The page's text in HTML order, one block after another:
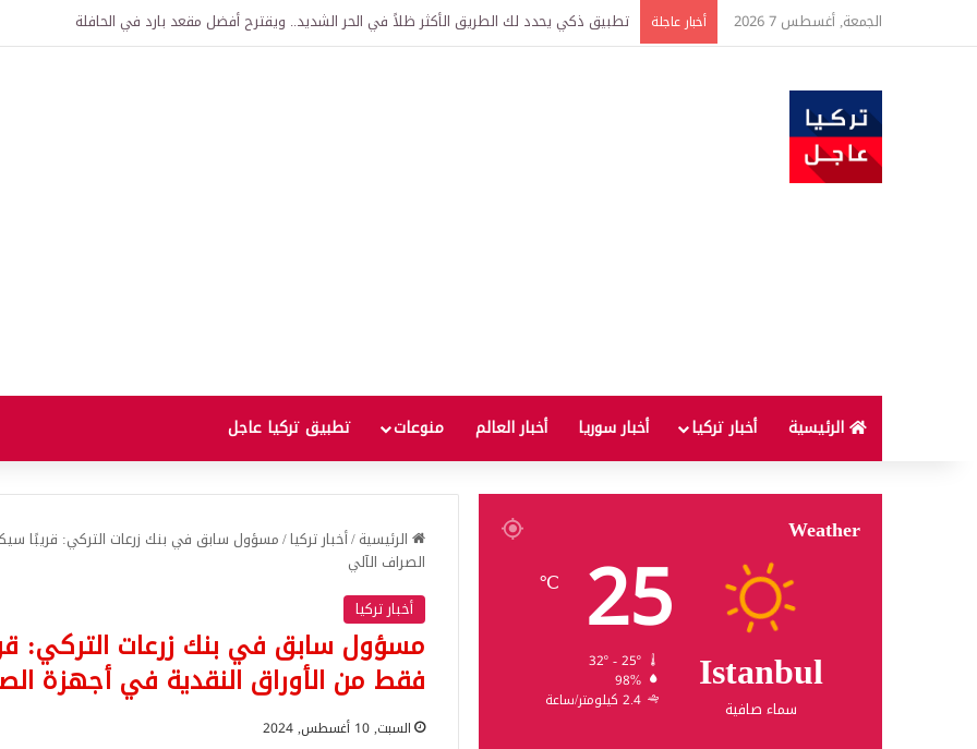
الجمعة, أغسطس 7 2026 أخبار عاجلة تركيا وسوريا توقعان اتفاقية لإنشاء “الجامعة السورية التركية” في دمشق.. منح دراسية واعتراف بالشهادات
الرئيسية أخبار تركيا أخبار سوريا أخبار العالم منوعات تطبيق تركيا عاجل
الرئيسية/أخبار تركيا/
الصراف الآلي
أخبار تركيا
فقط من الأوراق النقدية في أجهزة
السبت, 10 أغسطس, 2024
Weather
Istanbul
سماء صافية
25
℃
32º - 25º
98%
2.4 كيلومتر/ساعة